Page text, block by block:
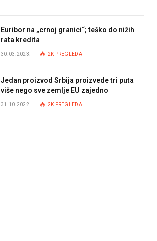
Euribor na „crnoj granici“; teško do nižih
rata kredita
30.03.2023. 2K PREGLEDA
Jedan proizvod Srbija proizvede tri puta
više nego sve zemlje EU zajedno
31.10.2022. 2K PREGLEDA